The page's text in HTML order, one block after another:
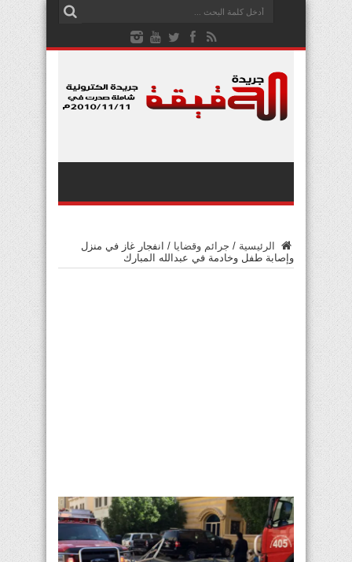
الرئيسية / جرائم وقضايا / انفجار غاز في منزل
وإصابة طفل وخادمة في عبدالله المبارك